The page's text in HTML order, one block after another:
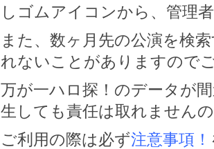
しゴムアイコンから、管理
また、数ヶ月先の公演を検
れないことがありますので
万が一ハロ探！のデータが
生しても責任は取れません
ご利用の際は必ず注意事項！